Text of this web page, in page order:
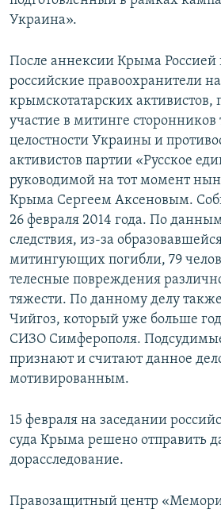
Украина».
После аннексии Крыма Россией
российские правоохранители
крымскотатарских
участие в митинге
целостности Украины и
активистов партии «Русское
руководимой на тот момент
Крыма Сергеем Аксеновым.
26 февраля 2014 года. По
следствия, из-за
митингующих погибли, 79
телесные повреждения
тяжести. По данному делу
Чийгоз, который уже больше
СИЗО Симферополя.
признают и считают данное
мотивированным.
15 февраля на заседании
суда Крыма решено отправить
дорасследование.
Правозащитный центр